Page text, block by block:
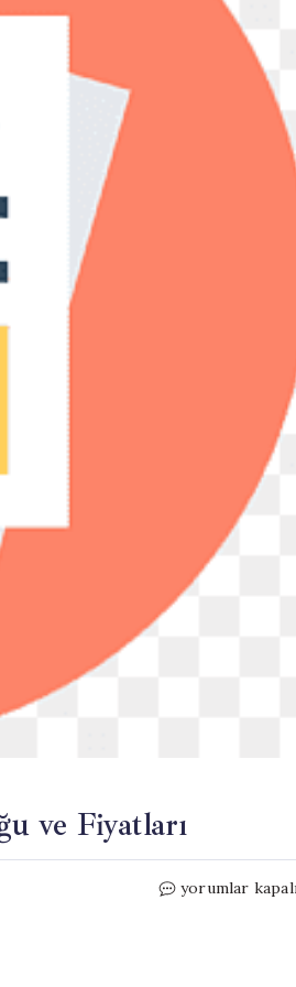
ve Fiyatları
BİM
yorumlar